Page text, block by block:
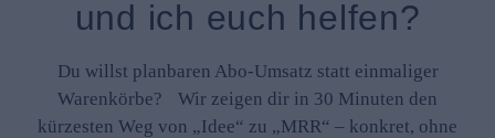
und ich euch helfen?
Du willst planbaren Abo-Umsatz statt einmaliger
Warenkörbe? Wir zeigen dir in 30 Minuten den
kürzesten Weg von „Idee“ zu „MRR“ – konkret, ohne